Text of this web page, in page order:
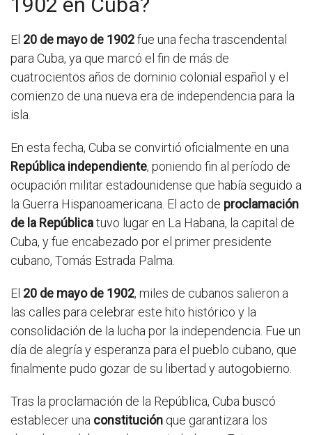
El 20 de mayo de 1902fue una fecha trascendental
para Cuba, ya que marcó el fin de más de
cuatrocientos años de dominio colonial español y el
comienzo de una nueva era de independencia para la
isla.
En esta fecha, Cuba se convirtió oficialmente en una
República independiente, poniendo fin al período de
ocupación militar estadounidense que había seguido a
la Guerra Hispanoamericana. El acto de proclamación
de la Repúblicatuvo lugar en La Habana, la capital de
Cuba, y fue encabezado por el primer presidente
cubano, Tomás Estrada Palma.
El 20 de mayo de 1902, miles de cubanos salieron a
las calles para celebrar este hito histórico y la
consolidación de la lucha por la independencia. Fue un
día de alegría y esperanza para el pueblo cubano, que
finalmente pudo gozar de su libertad y autogobierno.
Tras la proclamación de la República, Cuba buscó
establecer una constitución que garantizara los